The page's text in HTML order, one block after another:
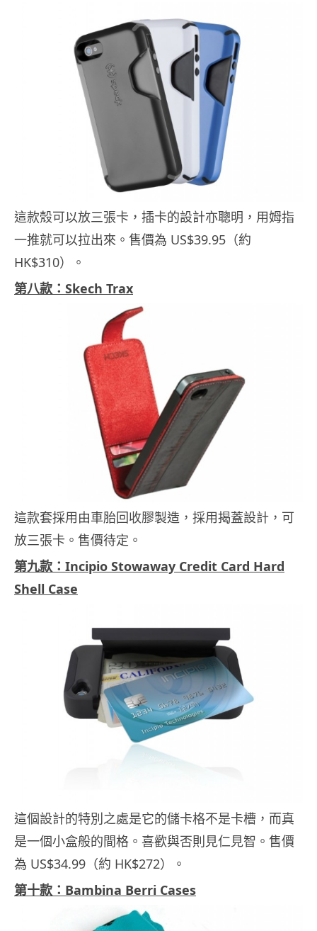
這款殼可以放三張卡，插卡的設計亦聰明，用姆指
一推就可以拉出來。售價為 US$39.95（約
HK$310）。
第八款：Skech Trax
這款套採用由車胎回收膠製造，採用揭蓋設計，可
放三張卡。售價待定。
第九款：Incipio Stowaway Credit Card Hard
Shell Case
這個設計的特別之處是它的儲卡格不是卡槽，而真
是一個小盒般的間格。喜歡與否則見仁見智。售價
為 US$34.99（約 HK$272）。
第十款：Bambina Berri Cases